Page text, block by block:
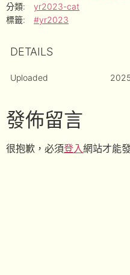
分類:
yr2023-cat
標籤:
#yr2023
DETAILS
Uploaded
發佈留言
很抱歉，必須登入網站才能